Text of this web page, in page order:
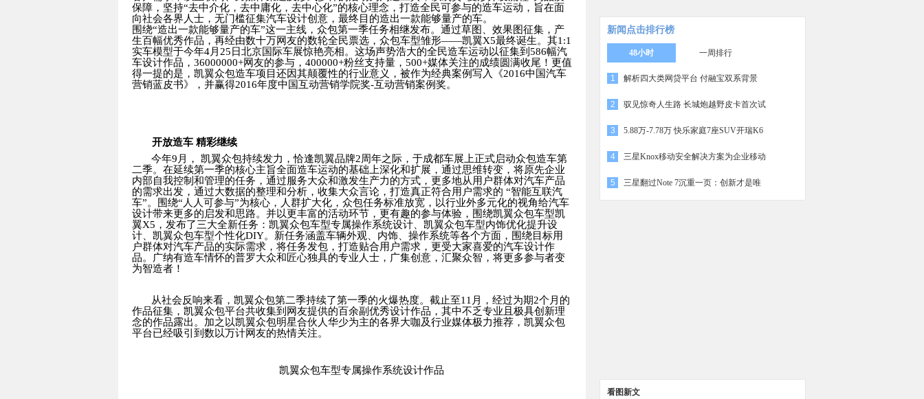
保障，坚持“去中介化，去中庸化，去中心化”的核心理念，打造全民可参与的造车运动，旨在面
向社会各界人士，无门槛征集汽车设计创意，最终目的造出一款能够量产的车。
围绕“造出一款能够量产的车”这一主线，众包第一季任务相继发布。通过草图、效果图征集，产
生百幅优秀作品，再经由数十万网友的数轮全民票选，众包车型雏形——凯翼X5最终诞生。其1:1
实车模型于今年4月 25 日北京国际车展惊艳亮相。这场声势浩大的全民造车运动以征集到 586幅汽
车设计作品， 36000000+网友的参与， 400000+粉丝支持量， 500+媒体关注的成绩圆满收尾！更值
得一提的是，凯翼众包造车项目还因其颠覆性的行业意义，被作为经典案例写入《2016中国汽车
营销蓝皮书》，并赢得2016年度中国互动营销学院奖-互动营销案例奖。
开放造车 精彩继续
今年9 月， 凯翼众包持续发力，恰逢凯翼品牌2周年之际，于成都车展上正式启动众包造车第
二季。在延续第一季的核心主旨全面造车运动的基础上深化和扩展，通过思维转变，将原先企业
内部自我控制和管理的任务，通过服务大众和激发生产力的方式，更多地从用户群体对汽车产品
的需求出发，通过大数据的整理和分析，收集大众言论，打造真正符合用户需求的 “智能互联汽
车”。围绕“人人可参与”为核心，人群扩大化，众包任务标准放宽，以行业外多元化的视角给汽车
设计带来更多的启发和思路。并以更丰富的活动环节，更有趣的参与体验，围绕凯翼众包车型凯
翼X5 ，发布了三大全新任务：凯翼众包车型专属操作系统设计、凯翼众包车型内饰优化提升设
计、凯翼众包车型个性化DIY。新任务涵盖车辆外观、内饰、操作系统等各个方面，围绕目标用
户群体对汽车产品的实际需求，将任务发包，打造贴合用户需求，更受大家喜爱的汽车设计作
品。广纳有造车情怀的普罗大众和匠心独具的专业人士，广集创意，汇聚众智，将更多参与者变
为智造者！
从社会反响来看，凯翼众包第二季持续了第一季的火爆热度。截止至11 月，经过为期2个月的
作品征集，凯翼众包平台共收集到网友提供的百余副优秀设计作品，其中不乏专业且极具创新理
念的作品露出。加之以凯翼众包明星合伙人华少为主的各界大咖及行业媒体极力推荐，凯翼众包
平台已经吸引到数以万计网友的热情关注。
凯翼众包车型专属操作系统设计作品
新闻点击排行榜
48小时 一周排行
1 解析四大类网贷平台 付融宝双系背景
2 驭见惊奇人生路 长城炮越野皮卡首次试
3 5.88万-7.78万 快乐家庭7座SUV开瑞K6
4 三星Knox移动安全解决方案为企业移动
5 三星翻过Note 7沉重一页：创新才是唯
看图新文